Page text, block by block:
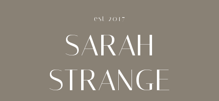
est 2017
SARAH
STRANGE